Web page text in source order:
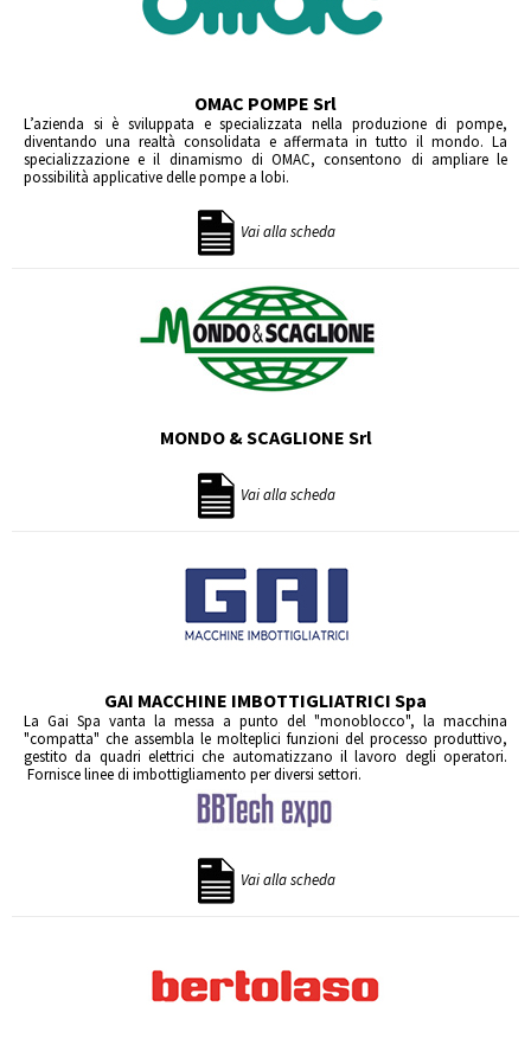
OMAC POMPE Srl
L’azienda si è sviluppata e specializzata nella produzione di pompe,
diventando una realtà consolidata e affermata in tutto il mondo. La
specializzazione e il dinamismo di OMAC, consentono di ampliare le
possibilità applicative delle pompe a lobi.
Vai alla scheda
MONDO & SCAGLIONE Srl
Vai alla scheda
GAI MACCHINE IMBOTTIGLIATRICI Spa
La Gai Spa vanta la messa a punto del "monoblocco", la macchina
"compatta" che assembla le molteplici funzioni del processo produttivo,
gestito da quadri elettrici che automatizzano il lavoro degli operatori.
Fornisce linee di imbottigliamento per diversi settori.
Vai alla scheda